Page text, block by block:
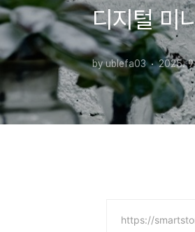
디지털 미
by ublefa03 2025.
https://